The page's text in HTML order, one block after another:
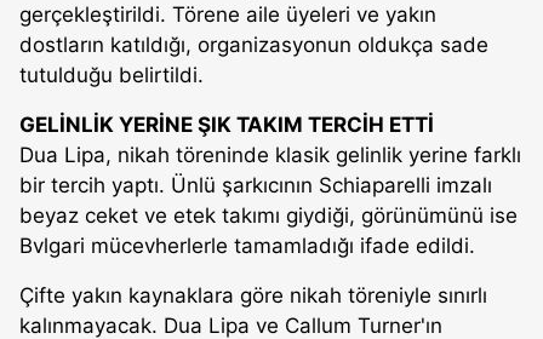
gerçekleştirildi. Törene aile üyeleri ve yakın
dostların katıldığı, organizasyonun oldukça sade
tutulduğu belirtildi.
GELİNLİK YERİNE ŞIK TAKIM TERCİH ETTİ
Dua Lipa, nikah töreninde klasik gelinlik yerine farklı
bir tercih yaptı. Ünlü şarkıcının Schiaparelli imzalı
beyaz ceket ve etek takımı giydiği, görünümünü ise
Bvlgari mücevherlerle tamamladığı ifade edildi.
Çifte yakın kaynaklara göre nikah töreniyle sınırlı
kalınmayacak. Dua Lipa ve Callum Turner'ın